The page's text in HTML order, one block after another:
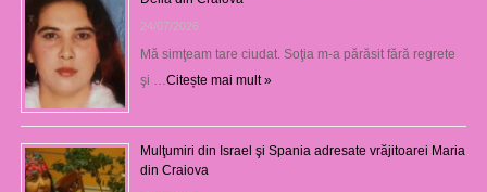
24/07/2026
Mă simţeam tare ciudat. Soţia m-a părăsit fără regrete
şi … Citește mai mult »
Mulţumiri din Israel şi Spania adresate vrăjitoarei Maria
din Craiova